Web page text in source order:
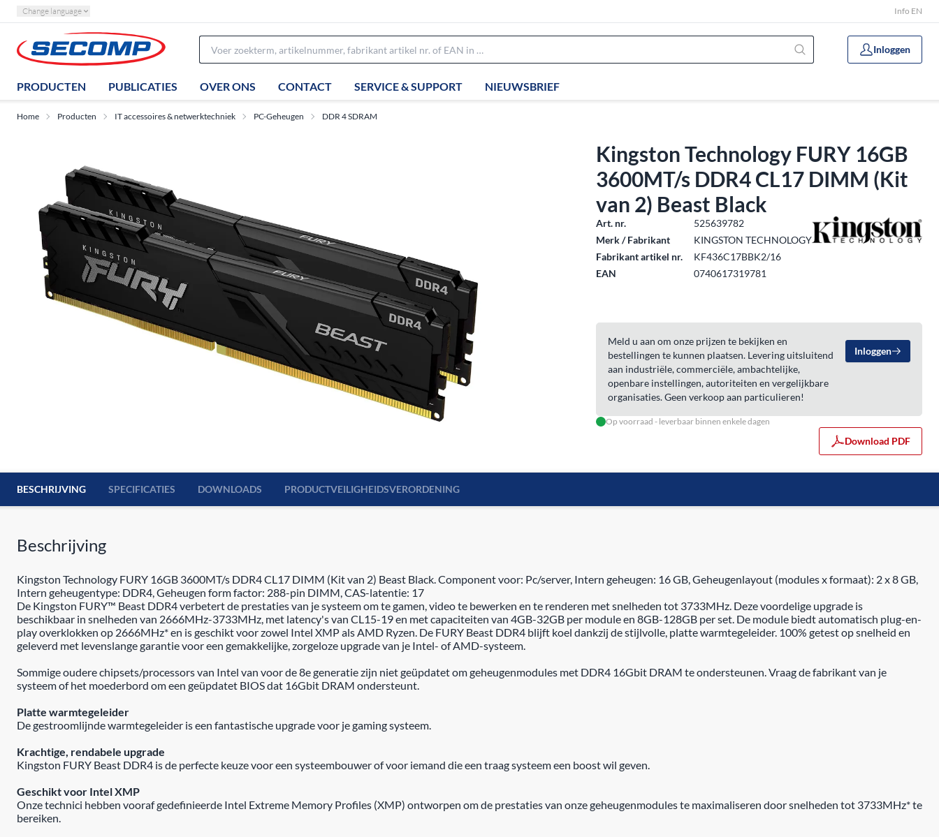
Change language Info EN
Inloggen
PRODUCTEN PUBLICATIES OVER ONS CONTACT SERVICE & SUPPORT NIEUWSBRIEF
Home Producten IT accessoires & netwerktechniek PC-Geheugen DDR 4 SDRAM
Kingston Technology FURY 16GB
3600MT/s DDR4 CL17 DIMM (Kit
van 2) Beast Black
Art. nr.
525639782
Merk / Fabrikant
KINGSTON TECHNOLOGY
Fabrikant artikel nr.
KF436C17BBK2/16
EAN
0740617319781
Meld u aan om onze prijzen te bekijken en
bestellingen te kunnen plaatsen. Levering uitsluitend
aan industriële, commerciële, ambachtelijke,
openbare instellingen, autoriteiten en vergelijkbare
organisaties. Geen verkoop aan particulieren!
Inloggen
Op voorraad - leverbaar binnen enkele dagen
Download PDF
BESCHRIJVING SPECIFICATIES DOWNLOADS PRODUCTVEILIGHEIDSVERORDENING
Beschrijving
Kingston Technology FURY 16GB 3600MT/s DDR4 CL17 DIMM (Kit van 2) Beast Black. Component voor: Pc/server, Intern geheugen: 16 GB, Geheugenlayout (modules x formaat): 2 x 8 GB,
Intern geheugentype: DDR4, Geheugen form factor: 288-pin DIMM, CAS-latentie: 17
De Kingston FURY™ Beast DDR4 verbetert de prestaties van je systeem om te gamen, video te bewerken en te renderen met snelheden tot 3733MHz. Deze voordelige upgrade is
beschikbaar in snelheden van 2666MHz-3733MHz, met latency's van CL15-19 en met capaciteiten van 4GB-32GB per module en 8GB-128GB per set. De module biedt automatisch plug-en-
play overklokken op 2666MHz* en is geschikt voor zowel Intel XMP als AMD Ryzen. De FURY Beast DDR4 blijft koel dankzij de stijlvolle, platte warmtegeleider. 100% getest op snelheid en
geleverd met levenslange garantie voor een gemakkelijke, zorgeloze upgrade van je Intel- of AMD-systeem.
Sommige oudere chipsets/processors van Intel van voor de 8e generatie zijn niet geüpdatet om geheugenmodules met DDR4 16Gbit DRAM te ondersteunen. Vraag de fabrikant van je
systeem of het moederbord om een geüpdatet BIOS dat 16Gbit DRAM ondersteunt.
Platte warmtegeleider
De gestroomlijnde warmtegeleider is een fantastische upgrade voor je gaming systeem.
Krachtige, rendabele upgrade
Kingston FURY Beast DDR4 is de perfecte keuze voor een systeembouwer of voor iemand die een traag systeem een boost wil geven.
Geschikt voor Intel XMP
Onze technici hebben vooraf gedefinieerde Intel Extreme Memory Profiles (XMP) ontworpen om de prestaties van onze geheugenmodules te maximaliseren door snelheden tot 3733MHz* te
bereiken.